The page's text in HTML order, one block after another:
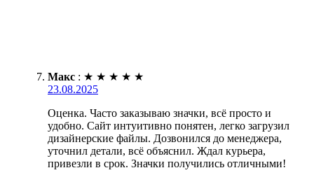
Макс : ★ ★ ★ ★ ★
23.08.2025
Оценка. Часто заказываю значки, всё просто и
удобно. Сайт интуитивно понятен, легко загрузил
дизайнерские файлы. Дозвонился до менеджера,
уточнил детали, всё объяснил. Ждал курьера,
привезли в срок. Значки получились отличными!